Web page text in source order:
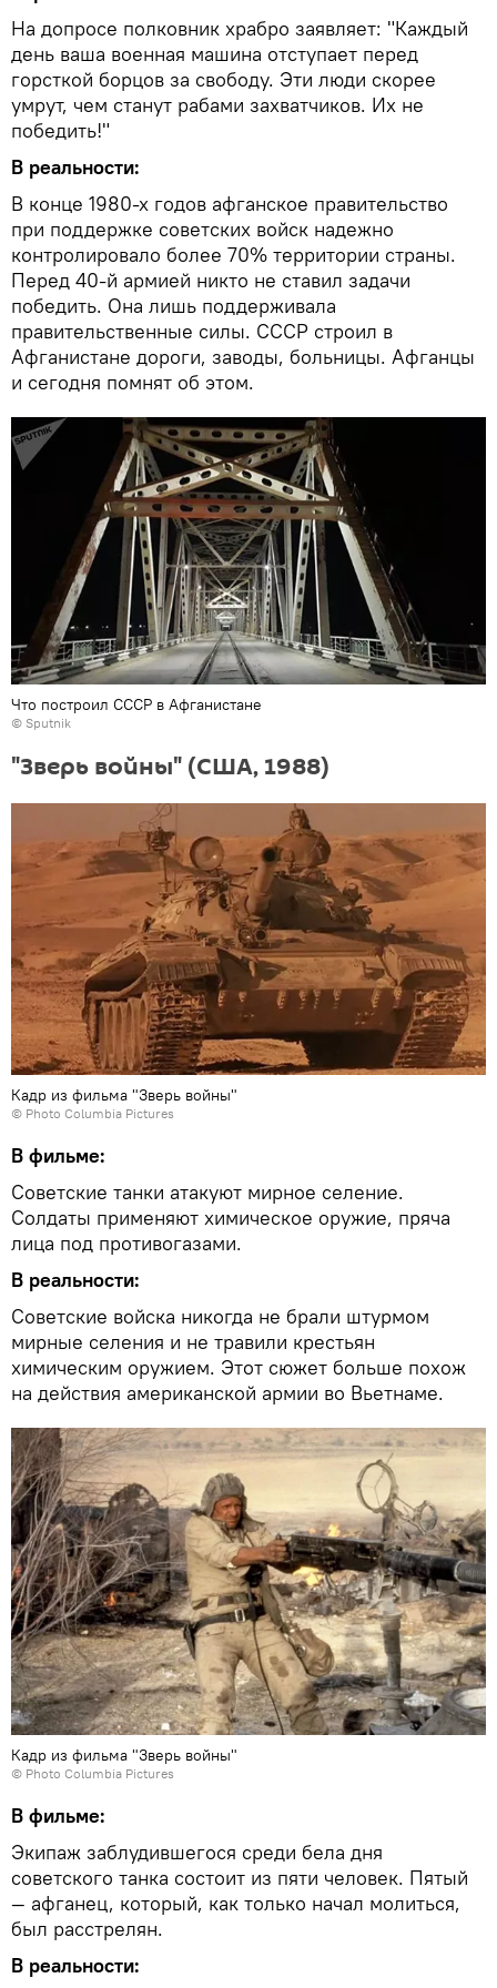
На допросе полковник храбро заявляет: "Каждый
день ваша военная машина отступает перед
горсткой борцов за свободу. Эти люди скорее
умрут, чем станут рабами захватчиков. Их не
победить!"
В реальности:
В конце 1980-х годов афганское правительство
при поддержке советских войск надежно
контролировало более 70% территории страны.
Перед 40-й армией никто не ставил задачи
победить. Она лишь поддерживала
правительственные силы. СССР строил в
Афганистане дороги, заводы, больницы. Афганцы
и сегодня помнят об этом.
Что построил СССР в Афганистане
© Sputnik
"Зверь войны" (США, 1988)
Кадр из фильма "Зверь войны"
© Photo Columbia Pictures
В фильме:
Советские танки атакуют мирное селение.
Солдаты применяют химическое оружие, пряча
лица под противогазами.
В реальности:
Советские войска никогда не брали штурмом
мирные селения и не травили крестьян
химическим оружием. Этот сюжет больше похож
на действия американской армии во Вьетнаме.
Кадр из фильма "Зверь войны"
© Photo Columbia Pictures
В фильме:
Экипаж заблудившегося среди бела дня
советского танка состоит из пяти человек. Пятый
— афганец, который, как только начал молиться,
был расстрелян.
В реальности: